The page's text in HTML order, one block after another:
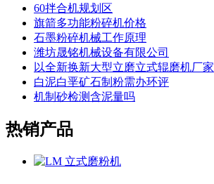
60拌合机规划区
旗箭多功能粉碎机价格
石墨粉碎机械工作原理
潍坊晟铭机械设备有限公司
以全新换新大型立磨立式辊磨机厂家
白泥白垩矿石制粉需办环评
机制砂检测含泥量吗
热销产品